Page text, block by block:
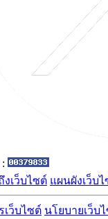
งเว็บไซต์ แผนผังเว็บ
เว็บไซต์ นโยบายเว็บ